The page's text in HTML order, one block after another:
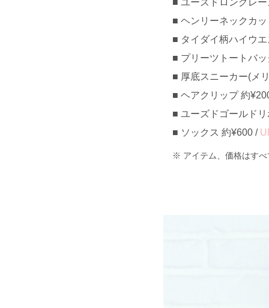
ユーズドロングレ
ヘンリーネックカ
タイダイ柄ハイウ
プリーツトートバ
厚底スニーカー(メ
ヘアクリップ 約
ユーズドゴールド
ソックス 約¥600 /
アイテム、価格はす